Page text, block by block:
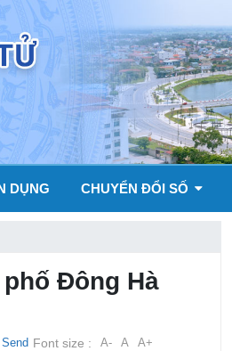
DỤNG CHUYỂN ĐỔI SỐ
Đông Hà
Send Font size : A- A A+